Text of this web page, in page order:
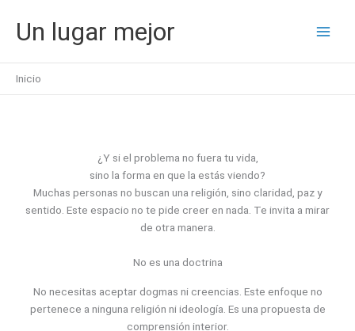
contenido
Un lugar mejor
Inicio
¿Y si el problema no fuera tu vida,
sino la forma en que la estás viendo?
Muchas personas no buscan una religión, sino claridad, paz y
sentido. Este espacio no te pide creer en nada. Te invita a mirar
de otra manera.
No es una doctrina
No necesitas aceptar dogmas ni creencias. Este enfoque no
pertenece a ninguna religión ni ideología. Es una propuesta de
comprensión interior.